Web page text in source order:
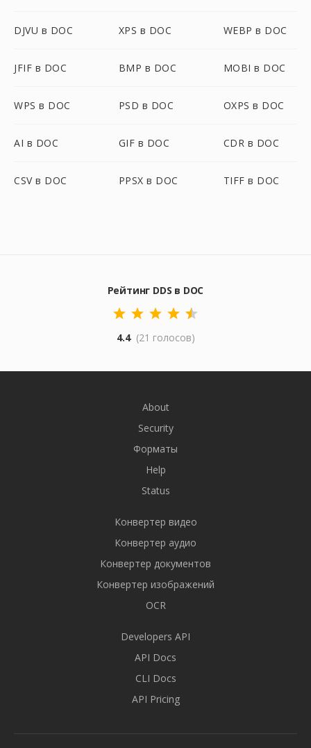
DJVU в DOC XPS в DOC WEBP в DOC
JFIF в DOC BMP в DOC MOBI в DOC
WPS в DOC PSD в DOC OXPS в DOC
AI в DOC GIF в DOC CDR в DOC
CSV в DOC PPSX в DOC TIFF в DOC
Рейтинг DDS в DOC
4.4 (21 голосов)
About
Security
Форматы
Help
Status
Конвертер видео
Конвертер аудио
Конвертер документов
Конвертер изображений
OCR
Developers API
API Docs
CLI Docs
API Pricing